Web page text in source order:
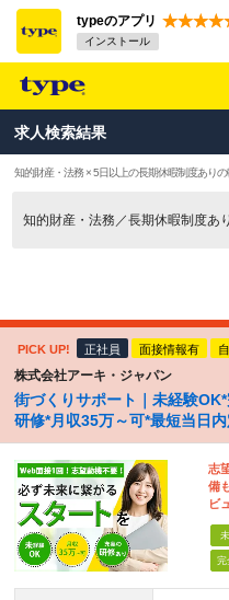
typeのアプリ
インストール
求人検索結果
知的財産・法務 × 5日以上の長期休暇制度あり
知的財産・法務／長期休暇制度あり
PICK UP! 正社員 面接情報有
株式会社アーキ・ジャパン
街づくりサポート｜未経験
研修*月収35万～可*最短当日
志
備
ビ
完